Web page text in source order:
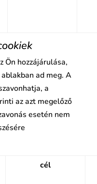
Ön hozzájárulása,
ad meg. A
a
az azt megelőző
esetén nem
cél